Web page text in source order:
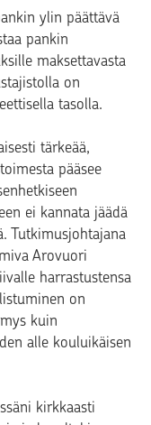
ylin päättävä
pankin
maksettavasta
on
tasolla.
tärkeää,
pääsee
ei kannata jäädä
Tutkimusjohtajana
Arovuori
harrastustensa
on
kuin
alle kouluikäisen
kirkkaasti